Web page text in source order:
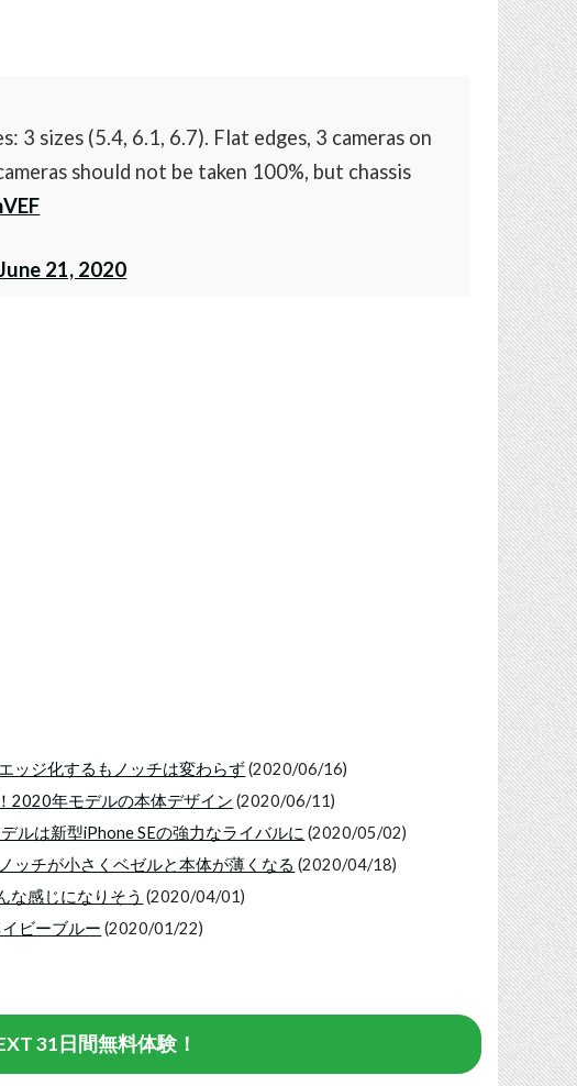
3 sizes (5.4, 6.1, 6.7). Flat edges, 3 cameras on
should not be taken 100%, but chassis
21, 2020
ッジ化するもノッチは変わらず(2020/06/16)
2020年モデルの本体デザイン (2020/06/11)
ルは新型iPhone SEの強力なライバルに (2020/05/02)
ッチが小さくベゼルと本体が薄くなる (2020/04/18)
な感じになりそう (2020/04/01)
ビーブルー (2020/01/22)
31日間無料体験！